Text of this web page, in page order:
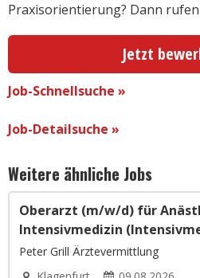
Praxisorientierung? Dann rufen
Jetzt
Job-Schnellsuche »
Job-Detailsuche »
Weitere ähnliche Jobs
Oberarzt (m/w/d) für
Intensivmedizin
Peter Grill Ärztevermittlung